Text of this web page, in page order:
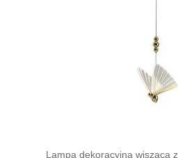
Lampa dekoracyjna wisząca